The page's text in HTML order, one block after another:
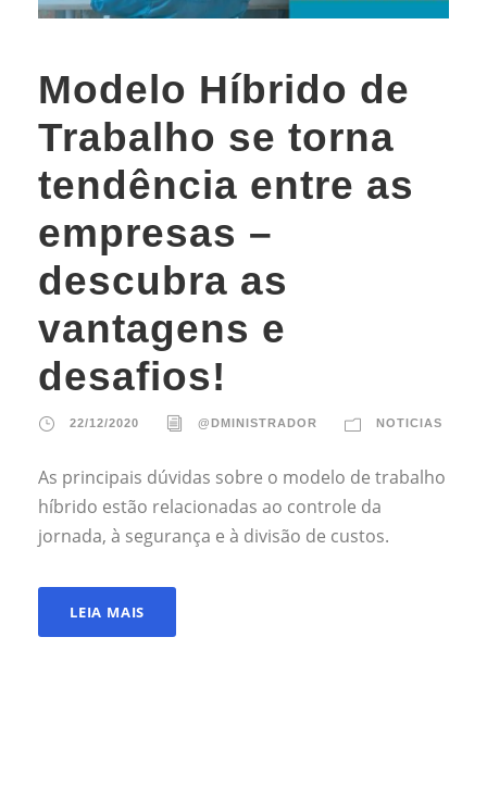
Modelo Híbrido de
Trabalho se torna
tendência entre as
empresas –
descubra as
vantagens e
desafios!
22/12/2020 @DMINISTRADOR NOTICIAS
As principais dúvidas sobre o modelo de trabalho
híbrido estão relacionadas ao controle da
jornada, à segurança e à divisão de custos.
LEIA MAIS